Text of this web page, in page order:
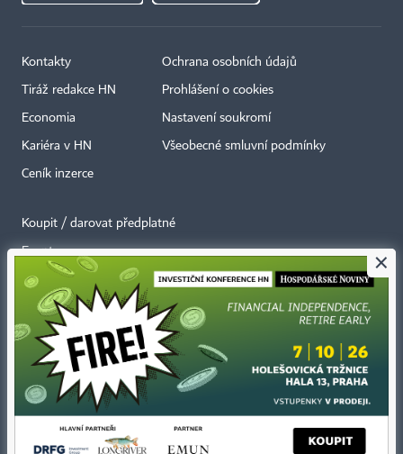
Kontakty
Tiráž redakce HN
Economia
Kariéra v HN
Ceník inzerce
Ochrana osobních údajů
Prohlášení o cookies
Nastavení soukromí
Všeobecné smluvní podmínky
Koupit / darovat předplatné
Eventy
Newslettery
RSS kanály
Autorská práva vykonává vydavatel. Bez písemného svolení vydavatele je
zakázáno jakékoli užití částí nebo celku díla, zejména rozmnožování a šíření
jakýmkoli způsobem, mechanickým nebo elektronickým, v českém nebo
jiném jazyce. Bez souhlasu vydavatele je zakázáno též rozmnožování
obsahu pro účely automatizované analýzy textů nebo dat
×